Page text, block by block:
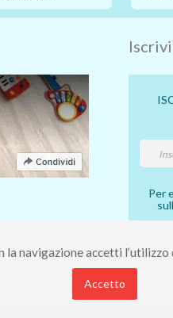
navigazione accetti l’utilizzo
Accetto
Per
: 01237910490 - Rea 112098.